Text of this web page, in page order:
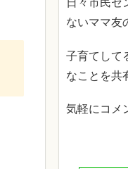
日々市民セ
ないママ友
子育てして
なことを共
気軽にコメ